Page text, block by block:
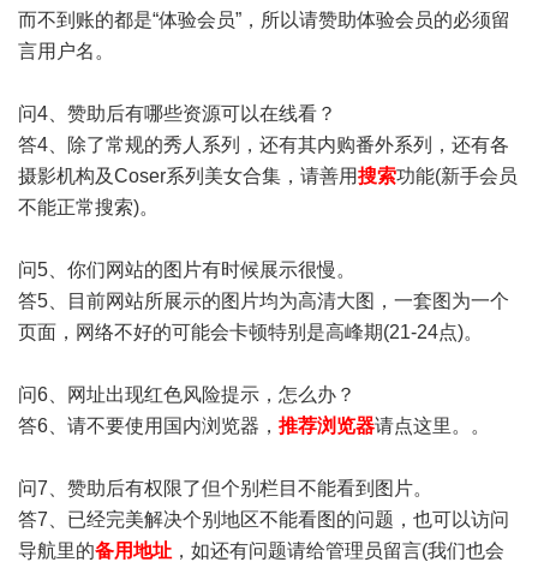
而不到账的都是“体验会员”，所以请赞助体验会员的必须留
言用户名。
问4、赞助后有哪些资源可以在线看？
答4、除了常规的秀人系列，还有其内购番外系列，还有各
摄影机构及Coser系列美女合集，请善用搜索功能(新手会员
不能正常搜索)。
问5、你们网站的图片有时候展示很慢。
答5、目前网站所展示的图片均为高清大图，一套图为一个
页面，网络不好的可能会卡顿特别是高峰期(21-24点)。
问6、网址出现红色风险提示，怎么办？
答6、请不要使用国内浏览器， 推荐浏览器请点这里。。
问7、赞助后有权限了但个别栏目不能看到图片。
答7、已经完美解决个别地区不能看图的问题，也可以访问
导航里的备用地址 ，如还有问题请给管理员留言(我们也会